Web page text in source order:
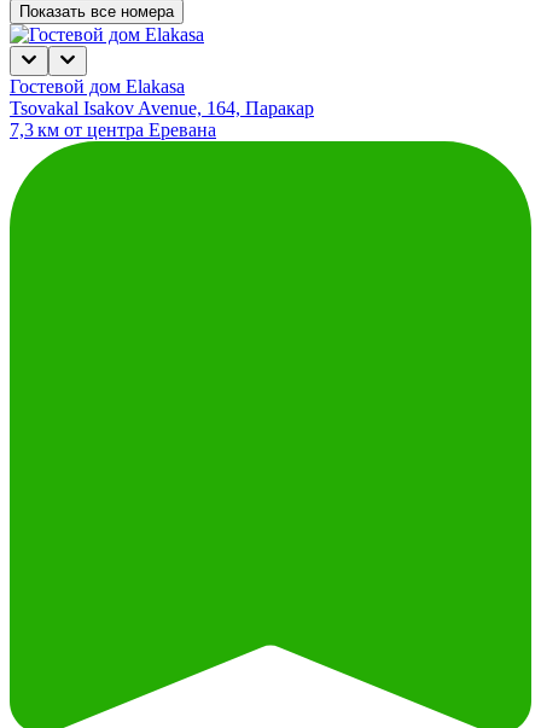
Показать все номера
Гостевой дом Elakasa
Tsovakal Isakov Avenue, 164, Паракар
7,3 км от центра Еревана